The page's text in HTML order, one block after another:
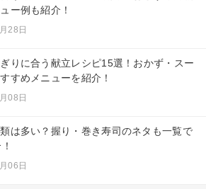
ー例も紹介！
28日
りに合う献立レシピ15選！おかず・スー
すめメニューを紹介！
08日
は多い？握り・巻き寿司のネタも一覧で
06日